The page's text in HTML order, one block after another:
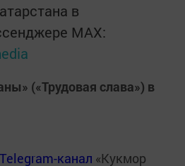
в
MАХ:
(«Трудовая слава») в
Telegram-канал «Кукмор